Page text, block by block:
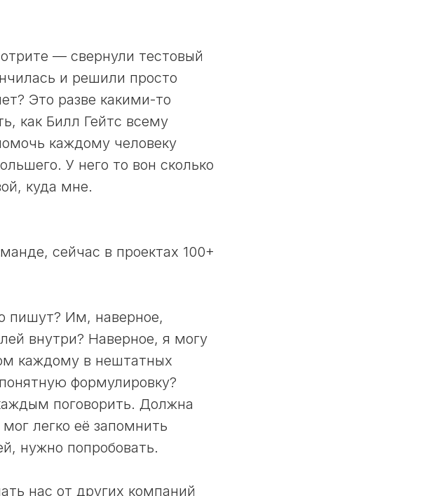
— свернули тестовый
и решили просто
Это разве какими-то
как Билл Гейтс всему
каждому человеку
У него то вон сколько
куда мне.
сейчас в проектах 100+
пишут? Им, наверное,
внутри? Наверное, я могу
каждому в нештатных
формулировку?
поговорить. Должна
легко её запомнить
нужно попробовать.
нас от других компаний